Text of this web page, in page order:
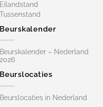
Eilandstand
Tussenstand
Beurskalender
Beurskalender – Nederland
2026
Beurslocaties
Beurslocaties in Nederland